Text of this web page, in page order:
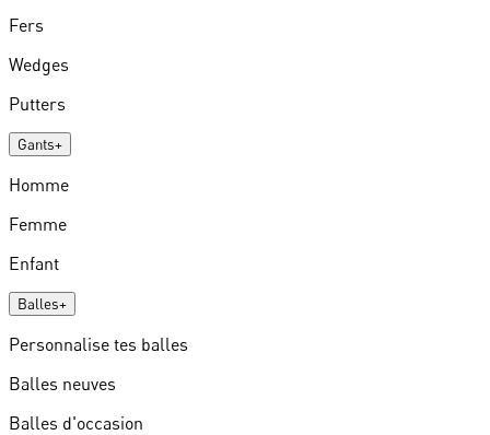
Fers
Wedges
Putters
Gants+
Homme
Femme
Enfant
Balles+
Personnalise tes balles
Balles neuves
Balles d'occasion